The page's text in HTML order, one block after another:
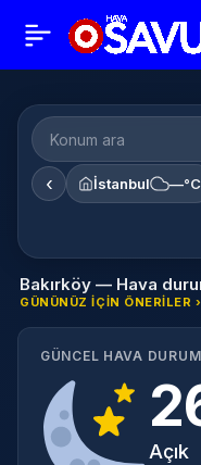
‹ İstanbul —°C
Bakırköy — Hava
GÜNÜNÜZ IÇIN ÖNERILER ›
GÜNCEL HAVA
Açık